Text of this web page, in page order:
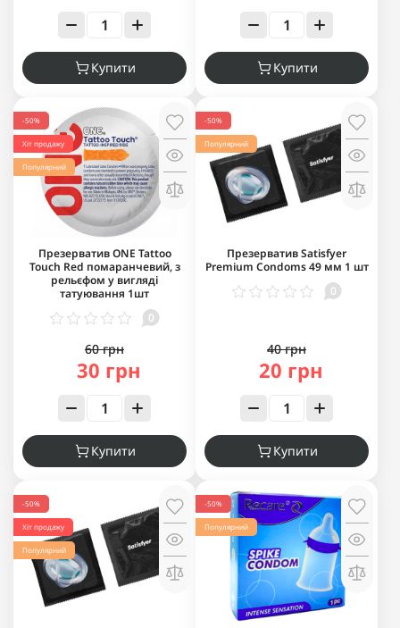
Купити Купити
-50%
Хіт продажу
Популярний
Презерватив ONE Tattoo
Touch Red помаранчевий, з
рельєфом у вигляді
татуювання 1шт
0
60 грн
30 грн
Купити
-50%
Популярний
Презерватив Satisfyer
Premium Condoms 49 мм 1 шт
0
40 грн
20 грн
Купити
-50%
Хіт продажу
Популярний
-50%
Популярний